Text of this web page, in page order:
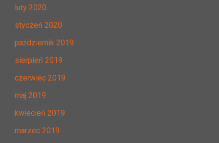
luty 2020
styczeń 2020
październik 2019
sierpień 2019
czerwiec 2019
maj 2019
kwiecień 2019
marzec 2019